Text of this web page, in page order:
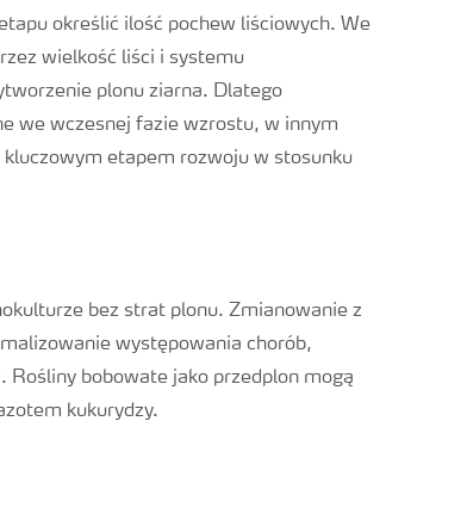
określić ilość pochew liściowych. We
wielkość liści i systemu
plonu ziarna. Dlatego
we wczesnej fazie wzrostu, w innym
etapem rozwoju w stosunku
bez strat plonu. Zmianowanie z
występowania chorób,
bobowate jako przedplon mogą
kukurydzy.